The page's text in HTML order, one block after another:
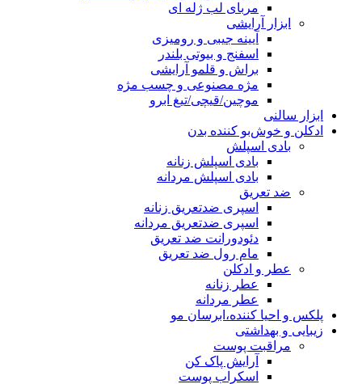
مربای لب ژله ای
ابزار آرایشی
آیینه جیبی و رومیزی
اسفنج و بیوتی بلندر
براش و قلمو آرایشی
مژه مصنوعی و چسب مژه
موچین/قیچی/تیغ ابرو
ابزار سالنی
ادکلن و خوش‌بو کننده بدن
بادی اسپلش
بادی اسپلش زنانه
بادی اسپلش مردانه
ضد تعریق
اسپری ضدتعریق زنانه
اسپری ضدتعریق مردانه
دئودورانت ضد تعریق
مام رول ضد تعریق
عطر و ادکلن
عطر زنانه
عطر مردانه
پلکس و احیا کننده،ابرسان مو
زیبایی و بهداشتی
مراقبت پوست
آرایش پاک کن
اسکراب پوست